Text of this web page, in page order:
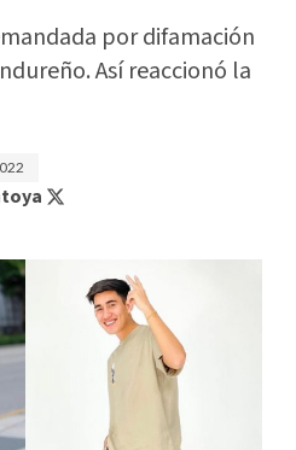
por difamación
Así reaccionó la